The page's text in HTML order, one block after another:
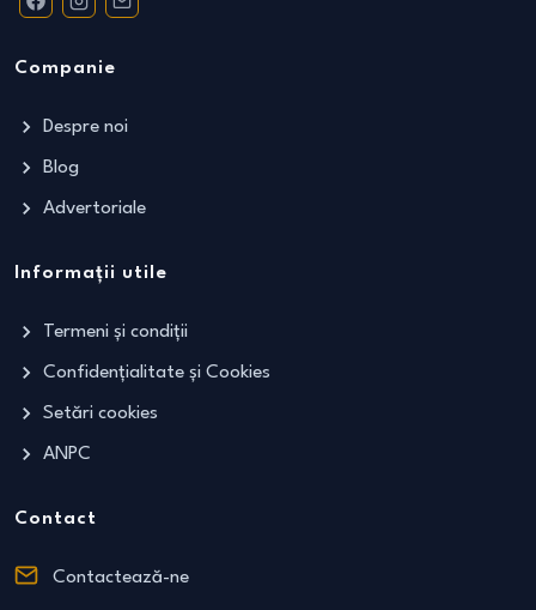
Companie
Despre noi
Blog
Advertoriale
Informații utile
Termeni și condiții
Confidențialitate și Cookies
Setări cookies
ANPC
Contact
Contactează-ne